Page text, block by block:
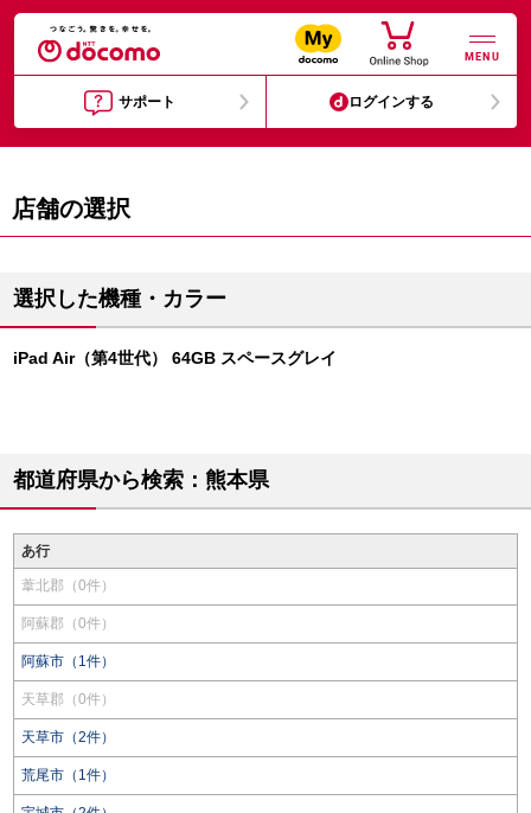
MENU
サポート ログインする
店舗の選択
選択した機種・カラー
iPad Air（第4世代） 64GB スペースグレイ
都道府県から検索：熊本県
あ行
葦北郡（0件）
阿蘇郡（0件）
阿蘇市（1件）
天草郡（0件）
天草市（2件）
荒尾市（1件）